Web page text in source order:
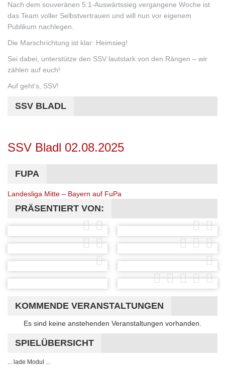
Nach dem souveränen 5:1-Auswärtssieg vergangene Woche ist
das Team voller Selbstvertrauen und will nun vor eigenem
Publikum nachlegen.
Die Marschrichtung ist klar: Heimsieg!
Sei dabei, unterstütze den SSV lautstark von den Rängen – wir
zählen auf euch!
Auf geht’s, SSV!
SSV BLADL
SSV Bladl 02.08.2025
FUPA
Landesliga Mitte – Bayern auf FuPa
PRÄSENTIERT VON:
KOMMENDE VERANSTALTUNGEN
Hinweis
Es sind keine anstehenden Veranstaltungen vorhanden.
SPIELÜBERSICHT
... lade Modul ...